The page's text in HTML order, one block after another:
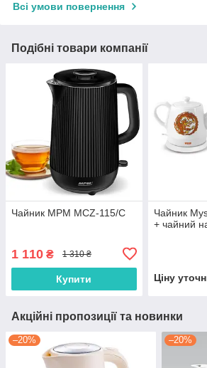
Всі умови повернення
Подібні товари компанії
Чайник MPM MCZ-115/C
1 110 ₴ 1 310 ₴
Купити
Чайник
+ чайний
Ціну
Акційні пропозиції та новинки
–20% –20%